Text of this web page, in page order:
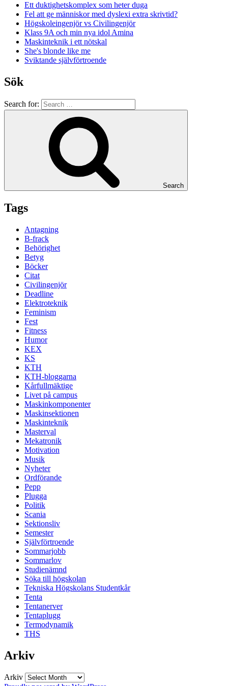
Ett duktighetskomplex som heter duga
Fel att ge människor med dyslexi extra skrivtid?
Högskoleingenjör vs Civilingenjör
Klass 9A och min nya idol Amina
Maskinteknik i ett nötskal
She's blonde like me
Sviktande självförtroende
Sök
Search for:
Search
Tags
Antagning
B-frack
Behörighet
Betyg
Böcker
Citat
Civilingenjör
Deadline
Elektroteknik
Feminism
Fest
Fitness
Humor
KEX
KS
KTH
KTH-bloggarna
Kårfullmäktige
Livet på campus
Maskinkomponenter
Maskinsektionen
Maskinteknik
Masterval
Mekatronik
Motivation
Musik
Nyheter
Ordförande
Pepp
Plugga
Politik
Scania
Sektionsliv
Semester
Självförtroende
Sommarjobb
Sommarlov
Studienämnd
Söka till högskolan
Tekniska Högskolans Studentkår
Tenta
Tentanerver
Tentaplugg
Termodynamik
THS
Arkiv
Arkiv